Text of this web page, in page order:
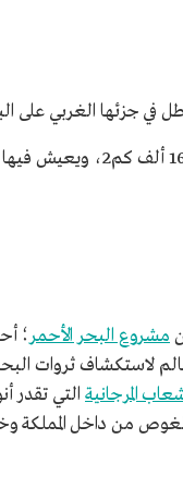
في جزئها الغربي على
مشروع البحر الأحمر ؛
لاستكشاف ثروات
المرجانية